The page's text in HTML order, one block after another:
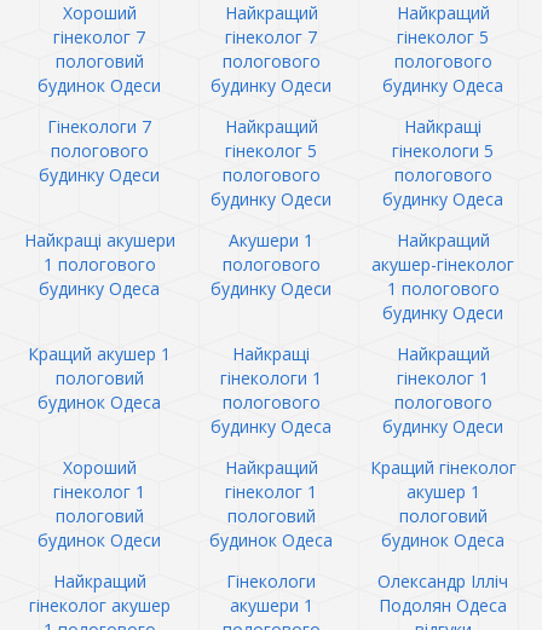
Хороший
гінеколог 7
пологовий
будинок Одеси
Найкращий
гінеколог 7
пологового
будинку Одеси
Найкращий
гінеколог 5
пологового
будинку Одеса
Гінекологи 7
пологового
будинку Одеси
Найкращий
гінеколог 5
пологового
будинку Одеси
Найкращі
гінекологи 5
пологового
будинку Одеса
Найкращі акушери
1 пологового
будинку Одеса
Акушери 1
пологового
будинку Одеси
Найкращий
акушер-гінеколог
1 пологового
будинку Одеси
Кращий акушер 1
пологовий
будинок Одеса
Найкращі
гінекологи 1
пологового
будинку Одеса
Найкращий
гінеколог 1
пологового
будинку Одеси
Хороший
гінеколог 1
пологовий
будинок Одеси
Найкращий
гінеколог 1
пологовий
будинок Одеса
Кращий гінеколог
акушер 1
пологовий
будинок Одеса
Найкращий
гінеколог акушер
Гінекологи
акушери 1
Олександр Ілліч
Подолян Одеса